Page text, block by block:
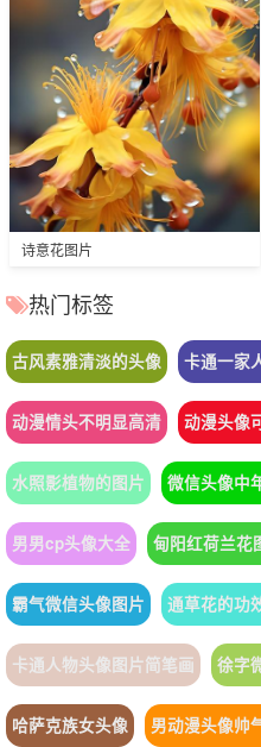
诗意花图片
热门标签
古风素雅清淡的头像 卡通一家
动漫情头不明显高清 动漫头像
水照影植物的图片 微信头像中
男男cp头像大全 甸阳红荷兰花
霸气微信头像图片 通草花的功
卡通人物头像图片简笔画 徐字
哈萨克族女头像 男动漫头像帅